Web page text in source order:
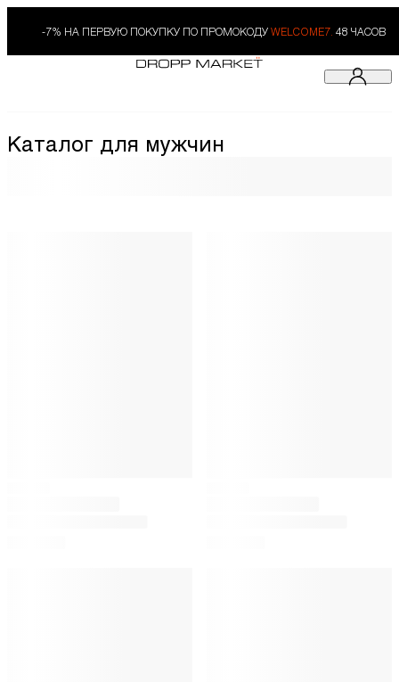
-7% НА ПЕРВУЮ ПОКУПКУ ПО ПРОМОКОДУ WELCOME7. 48 ЧАСОВ
Каталог для мужчин